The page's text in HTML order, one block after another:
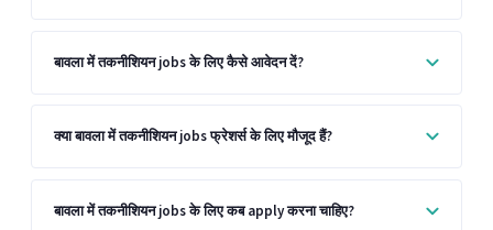
बावला में तकनीशियन jobs के लिए कैसे आवेदन दें?
क्या बावला में तकनीशियन jobs फ्रेशर्स के लिए मौजूद हैं?
बावला में तकनीशियन jobs के लिए कब apply करना चाहिए?